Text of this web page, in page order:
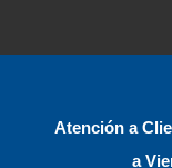
Atención a
a